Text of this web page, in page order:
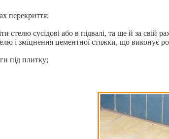
перекриття;
стелю сусідові або в підвалі, та ще й за свій
і зміцнення цементної стяжки, що виконує
під плитку;